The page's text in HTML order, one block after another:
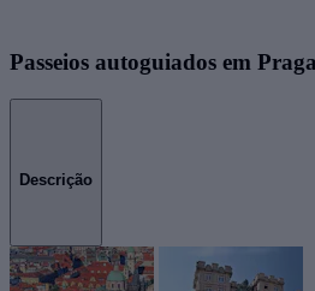
Passeios autoguiados em
Descrição